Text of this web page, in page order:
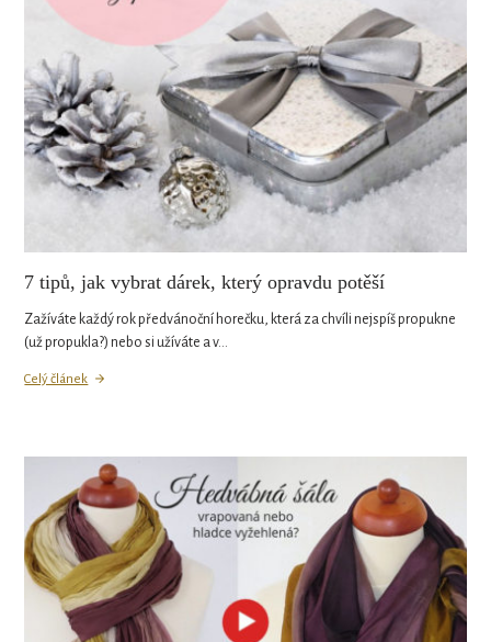
7 tipů, jak vybrat dárek, který opravdu potěší
Zažíváte každý rok předvánoční horečku, která za chvíli nejspíš propukne
(už propukla?) nebo si užíváte a v…
Celý článek